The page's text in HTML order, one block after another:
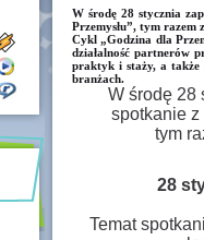
W środę 28 stycznia
Przemysłu”, tym razem
Cykl „Godzina dla
działalność partnerów
praktyk i staży, a
branżach.
W środę 28
spotkanie z
tym
28
Temat